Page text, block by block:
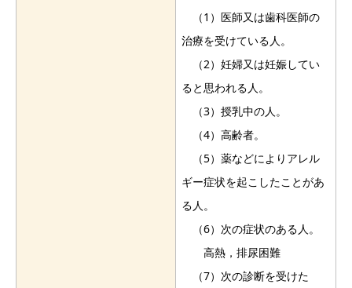
（1）医師又は歯科医師の
治療を受けている人。
（2）妊婦又は妊娠してい
ると思われる人。
（3）授乳中の人。
（4）高齢者。
（5）薬などによりアレル
ギー症状を起こしたことがあ
る人。
（6）次の症状のある人。
高熱，排尿困難
（7）次の診断を受けた